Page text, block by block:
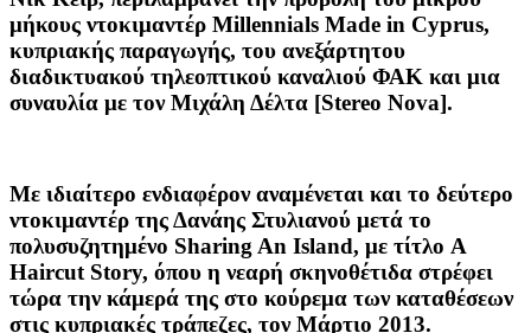
μήκους ντοκιμαντέρ Millennials Made in Cyprus,
κυπριακής παραγωγής, του ανεξάρτητου
διαδικτυακού τηλεοπτικού καναλιού ΦΑΚ και μια
συναυλία με τον Μιχάλη Δέλτα [Stereo Nova].
Με ιδιαίτερο ενδιαφέρον αναμένεται και το δεύτερο
ντοκιμαντέρ της Δανάης Στυλιανού μετά το
πολυσυζητημένο Sharing An Island, με τίτλο A
Haircut Story, όπου η νεαρή σκηνοθέτιδα στρέφει
τώρα την κάμερά της στο κούρεμα των καταθέσεων
στις κυπριακές τράπεζες, τον Μάρτιο 2013.